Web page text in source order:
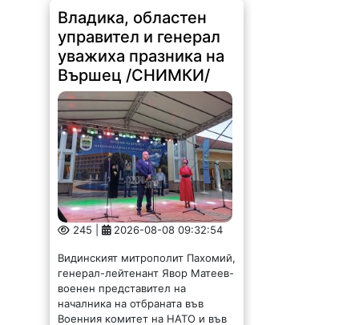
245 | 2026-08-08 09:32:54
Видинският митрополит Пахомий,
генерал-лейтенант Явор Матеев-
военен представител на
началника на отбраната във
Военния комитет на НАТО и във
Военния комитет на Европейския
съюз и областният управител
Иван Каменов бяха сред...